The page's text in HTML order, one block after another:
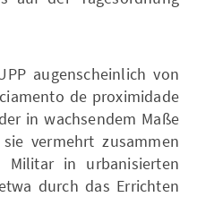
augenscheinlich von
de proximidade
in wachsendem Maße
vermehrt zusammen
in urbanisierten
durch das Errichten